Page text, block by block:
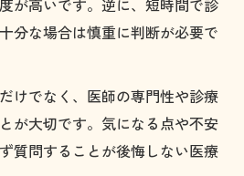
が高いです。逆に、短時間で診
分な場合は慎重に判断が必要で
けでなく、医師の専門性や診療
が大切です。気になる点や不安
質問することが後悔しない医療